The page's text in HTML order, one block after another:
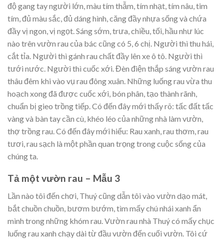
độ gang tay người lớn, màu tím thẫm, tím nhạt, tím nâu, tim
tím, đủ màu sắc, đủ dáng hình, căng đầy nhựa sống và chứa
đầy vị ngon, vị ngọt. Sáng sớm, trưa, chiều, tối, hầu như lúc
nào trên vườn rau của bác cũng có 5, 6 chị. Người thì thu hái,
cắt tỉa. Người thì gánh rau chất đầy lên xe ô tô. Người thì
tưới nước. Người thì cuốc xới. Đèn điện thắp sáng vườn rau
thâu đêm khi vào vụ rau đông xuân. Những luống rau vừa thu
hoạch xong đã được cuốc xới, bón phân, tạo thành rãnh,
chuẩn bị gieo trồng tiếp. Có đến đây mới thấy rõ: tấc đất tấc
vàng và bàn tay cần cù, khéo léo của những nhà làm vườn,
thợ trồng rau. Có đến đây mới hiểu: Rau xanh, rau thơm, rau
tươi, rau sạch là một phần quan trọng trong cuộc sống của
chúng ta.
Tả một vườn rau – Mẫu 3
Lần nào tôi đến chơi, Thuý cũng dẫn tôi vào vườn dạo mát,
bắt chuồn chuồn, bươm bướm, tìm mấy chú nhái xanh ẩn
mình trong những khóm rau. Vườn rau nhà Thuý có mấy chục
luống rau xanh chạy dài từ đầu vườn đến cuối vườn. Tôi cứ